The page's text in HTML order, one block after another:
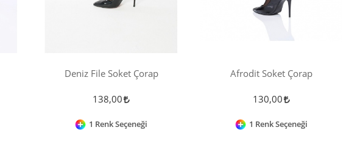
Deniz File Soket Çorap
138,00
1 Renk Seçeneği
Afrodit Soket Çorap
130,00
1 Renk Seçeneği